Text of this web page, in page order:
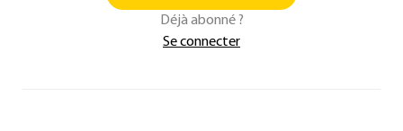
Déjà abonné ?
Se connecter